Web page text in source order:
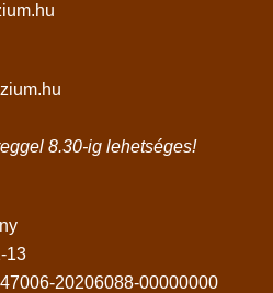
8.30-ig lehetséges!
13
20206088-00000000